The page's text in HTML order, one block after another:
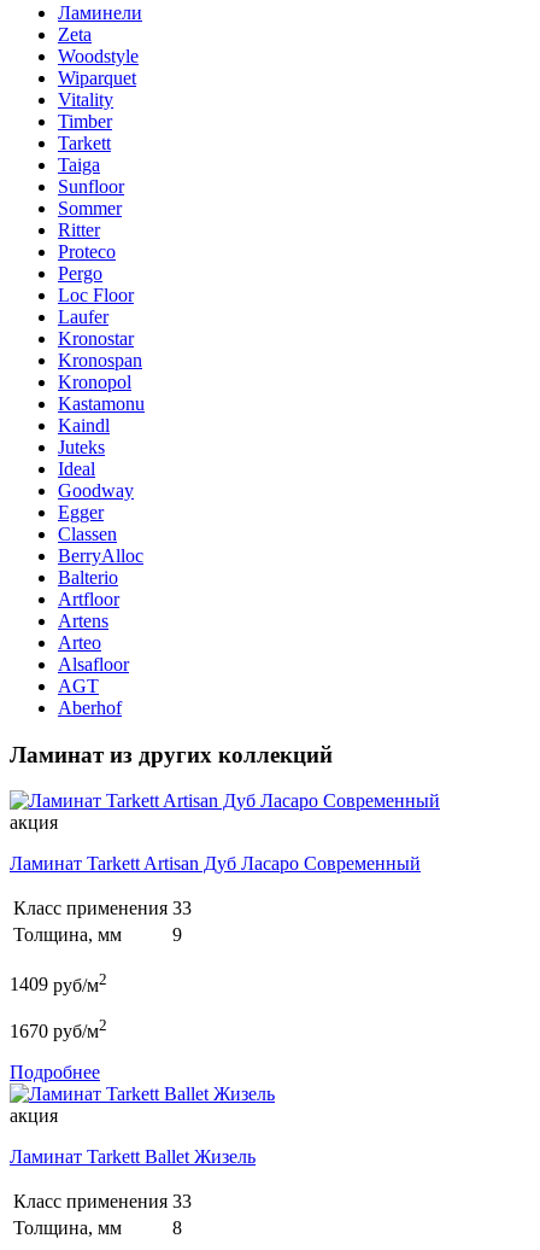
Ламинели
Zeta
Woodstyle
Wiparquet
Vitality
Timber
Tarkett
Taiga
Sunfloor
Sommer
Ritter
Proteco
Pergo
Loc Floor
Laufer
Kronostar
Kronospan
Kronopol
Kastamonu
Kaindl
Juteks
Ideal
Goodway
Egger
Classen
BerryAlloc
Balterio
Artfloor
Artens
Arteo
Alsafloor
AGT
Aberhof
Ламинат из других коллекций
акция
Ламинат Tarkett Artisan Дуб Ласаро Современный
Класс применения 33
Толщина, мм
9
1409 руб/м2
1670 руб/м2
Подробнее
акция
Ламинат Tarkett Ballet Жизель
Класс применения 33
Толщина, мм
8